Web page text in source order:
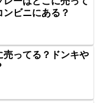
ビニにある？
売ってる？ドンキや